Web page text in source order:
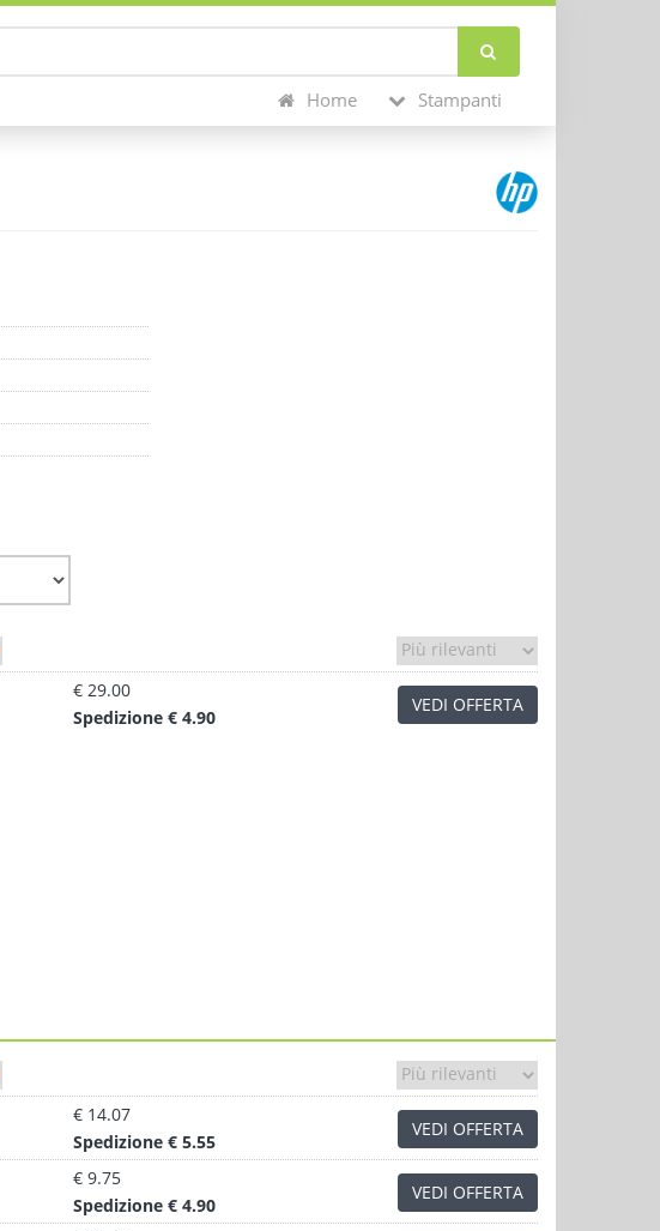
Home Stampanti
€ 29.00
Spedizione € 4.90
VEDI OFFERTA
€ 14.07
Spedizione € 5.55
VEDI OFFERTA
€ 9.75
Spedizione € 4.90
VEDI OFFERTA